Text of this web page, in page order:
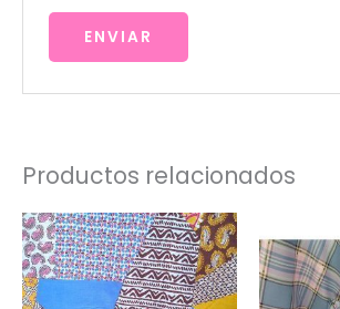
Productos relacionados